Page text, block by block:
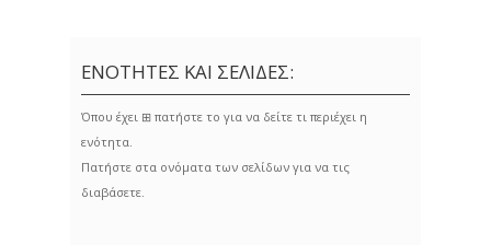
ΕΝΟΤΗΤΕΣ ΚΑΙ ΣΕΛΙΔΕΣ:
Όπου έχει ⊞ πατήστε το για να δείτε τι περιέχει η
ενότητα.
Πατήστε στα ονόματα των σελίδων για να τις
διαβάσετε.